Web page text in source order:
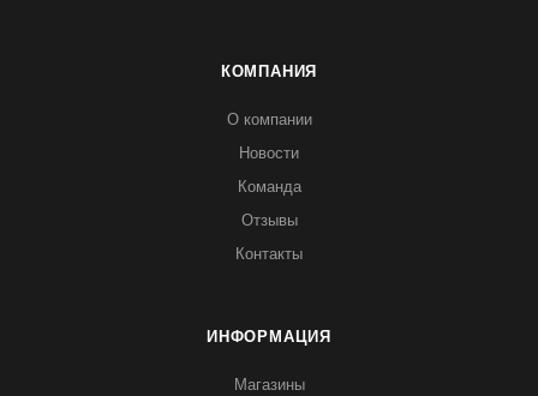
КОМПАНИЯ
О компании
Новости
Команда
Отзывы
Контакты
ИНФОРМАЦИЯ
Магазины